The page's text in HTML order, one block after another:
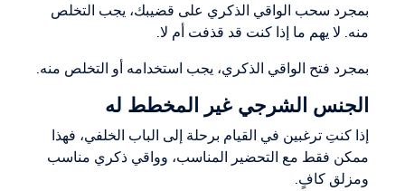
بمجرد سحب الواقي الذكري على قضيبك، يجب التخلص
منه. لا يهم ما إذا كنت قد قذفت أم لا.
بمجرد فتح الواقي الذكري، يجب استخدامه أو التخلص منه.
الجنس الشرجي غير المخطط له
إذا كنتِ ترغبين في القيام برحلة إلى الباب الخلفي، فهذا
ممكن فقط مع التحضير المناسب، وواقي ذكري مناسب
ومزلق كافٍ.